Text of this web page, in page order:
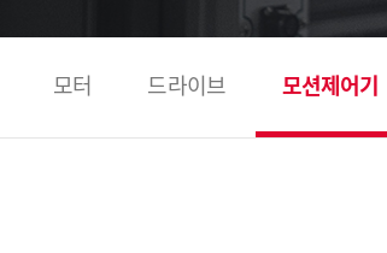
모터 드라이브 모션제어기